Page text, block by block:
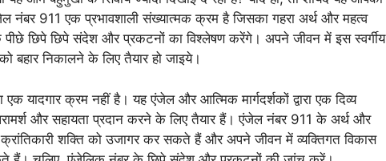
नंबर 911 एक प्रभावशाली संख्यात्मक क्रम है जिसका गहरा अर्थ और महत्व
छिपे छिपे संदेश और प्रकटनों का विश्लेषण करेंगे। अपने जीवन में इस स्वर्गीय
बहार निकालने के लिए तैयार हो जाइये।
क्रम नहीं है। यह एंजेल और आत्मिक मार्गदर्शकों द्वारा एक दिव्य
और सहायता प्रदान करने के लिए तैयार हैं। एंजेल नंबर 911 के अर्थ और
शक्ति को उजागर कर सकते हैं और अपने जीवन में व्यक्तिगत विकास